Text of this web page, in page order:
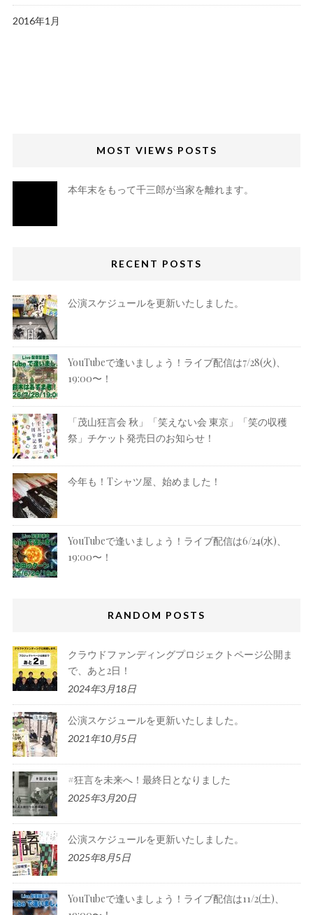
2016年1月
MOST VIEWS POSTS
本年末をもって千三郎が当家を離れます。
RECENT POSTS
公演スケジュールを更新いたしました。
YouTubeで逢いましょう！ライブ配信は7/28(火)、
19:00〜！
「茂山狂言会 秋」「笑えない会 東京」「笑の収穫
祭」チケット発売日のお知らせ！
今年も！Tシャツ屋、始めました！
YouTubeで逢いましょう！ライブ配信は6/24(水)、
19:00〜！
RANDOM POSTS
クラウドファンディングプロジェクトページ公開ま
で、あと2日！
2024年3月18日
公演スケジュールを更新いたしました。
2021年10月5日
#狂言を未来へ！最終日となりました
2025年3月20日
公演スケジュールを更新いたしました。
2025年8月5日
YouTubeで逢いましょう！ライブ配信は11/2(土)、